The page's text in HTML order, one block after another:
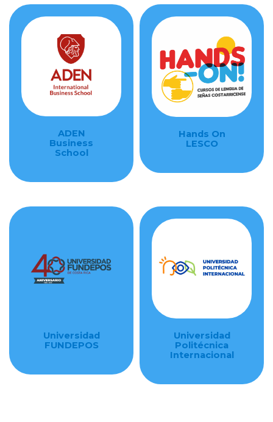
ADEN
Business
School
Hands On
LESCO
Universidad
FUNDEPOS
Universidad
Politécnica
Internacional